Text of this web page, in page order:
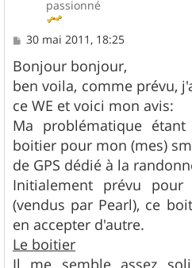
passionné
M
s
s
a
g
e
30 mai 2011, 18:25
Bonjour bonjour,
ben voila, comme prévu,
ce WE et voici mon avis:
Ma problématique
boitier pour mon (mes)
de GPS dédié à la
Initialement prévu pour
(vendus par Pearl), ce
en accepter d'autre.
Le boitier
Il me semble assez